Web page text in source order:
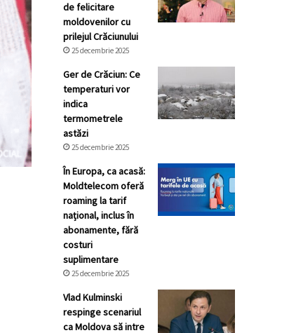
de felicitare
moldovenilor cu
prilejul Crăciunului
25 decembrie 2025
Ger de Crăciun: Ce
temperaturi vor
indica
termometrele
astăzi
25 decembrie 2025
În Europa, ca acasă:
Moldtelecom oferă
roaming la tarif
național, inclus în
abonamente, fără
costuri
suplimentare
25 decembrie 2025
Vlad Kulminski
respinge scenariul
ca Moldova să intre